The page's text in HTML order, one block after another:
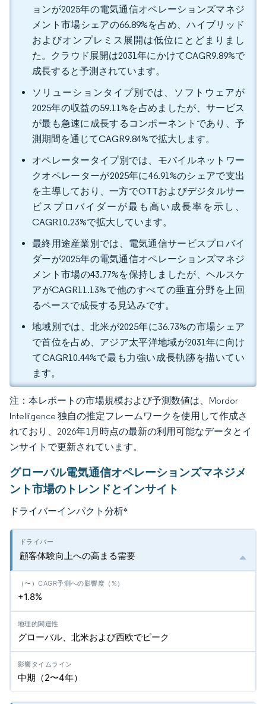
ョンが2025年の電気通信オペレーションズマネジ
メント市場シェアの66.89%を占め、ハイブリッド
およびオンプレミス展開は低位にとどまりまし
た。クラウド展開は2031年にかけてCAGR9.89%で
成長すると予測されています。
ソリューションタイプ別では、ソフトウェアが
2025年の収益の59.11%を占めましたが、サービス
が最も急速に成長するコンポーネントであり、予
測期間を通じてCAGR9.84%で拡大します。
オペレータータイプ別では、モバイルネットワー
クオペレーターが2025年に46.91%のシェアで支出
を主導しており、一方でOTTおよびデジタルサー
ビスプロバイダーが最も高い成長率を示し、
CAGR10.23%で拡大しています。
最終用途産業別では、電気通信サービスプロバイ
ダーが2025年の電気通信オペレーションズマネジ
メント市場の43.77%を保持しましたが、ヘルスケ
アがCAGR11.13%で他のすべての垂直分野を上回
るペースで成長する見込みです。
地域別では、北米が2025年に36.73%の市場シェア
で首位を占め、アジア太平洋地域が2031年に向け
てCAGR10.44%で最も力強い成長軌跡を描いてい
ます。
注：本レポートの市場規模および予測数値は、Mordor
Intelligence 独自の推定フレームワークを使用して作成さ
れており、2026年1月時点の最新の利用可能なデータとイ
ンサイトで更新されています。
グローバル電気通信オペレーションズマネジメ
ント市場のトレンドとインサイト
ドライバーインパクト分析*
顧客体験向上への高まる需要
+1.8%
グローバル、北米および西欧でピーク
中期（2〜4年）